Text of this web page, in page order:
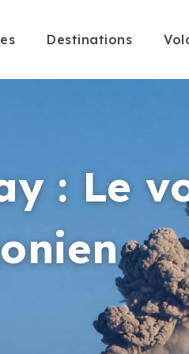
Destinations
: Le